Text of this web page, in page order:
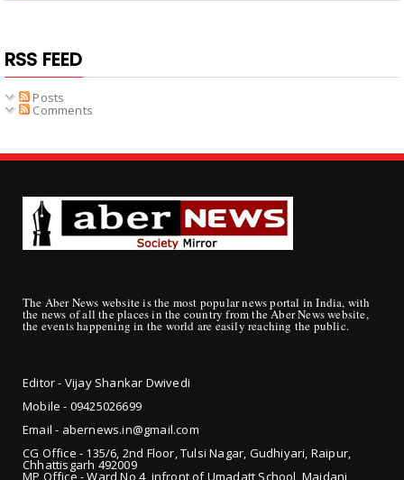
RSS FEED
Posts
Comments
The Aber News website is the most popular news portal in India, with
the news of all the places in the country from the Aber News website,
the events happening in the world are easily reaching the public.
Editor - Vijay Shankar Dwivedi
Mobile - 09425026699
Email - abernews.in@gmail.com
CG Office - 135/6, 2nd Floor, Tulsi Nagar, Gudhiyari, Raipur,
Chhattisgarh 492009
MP Office - Ward No 4, infront of Umadatt School, Maidani